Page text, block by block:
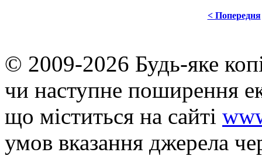
< Попередня
© 2009-2026 Будь-яке
чи наступне поширення
що мiститься на сайті
умов вказання джерела